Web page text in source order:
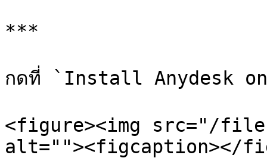
***
กดที่ `Install Anydesk
<figure><img src="/files/
alt=""><figcaption></